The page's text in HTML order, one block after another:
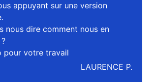
appuyant sur une version
nous dire comment nous en
pour votre travail
LAURENCE P.